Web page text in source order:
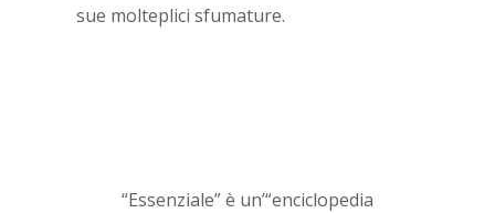
sue molteplici sfumature.
“Essenziale” è un’“enciclopedia